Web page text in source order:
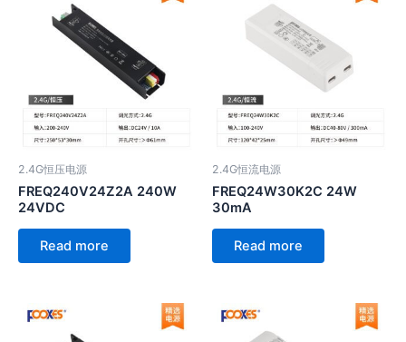
2.4G恒压电源
FREQ240V24Z2A 240W
24VDC
Read more
2.4G恒流电源
FREQ24W30K2C 24W
30mA
Read more